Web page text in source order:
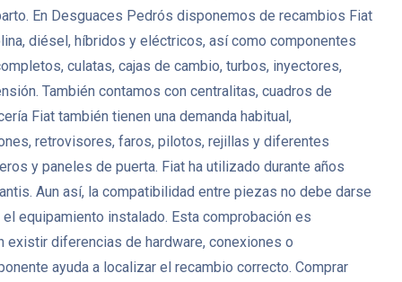
En Desguaces Pedrós disponemos de recambios Fiat
diésel, híbridos y eléctricos, así como componentes
culatas, cajas de cambio, turbos, inyectores,
También contamos con centralitas, cuadros de
Fiat también tienen una demanda habitual,
retrovisores, faros, pilotos, rejillas y diferentes
y paneles de puerta. Fiat ha utilizado durante años
Aun así, la compatibilidad entre piezas no debe darse
equipamiento instalado. Esta comprobación es
diferencias de hardware, conexiones o
ayuda a localizar el recambio correcto. Comprar